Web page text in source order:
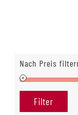
Nach Preis
Filter